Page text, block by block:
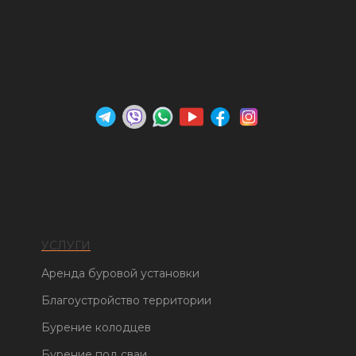
УСЛУГИ
Аренда буровой установки
Благоустройство территории
Бурение колодцев